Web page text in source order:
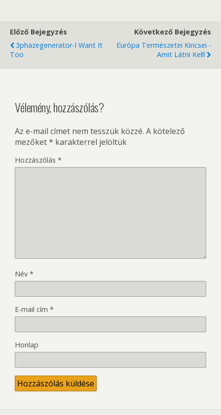
Előző Bejegyzés
3phazegenerator-I Want It
Too
Következő Bejegyzés
Európa Természetei Kincsei -
Amit Látni Kell!
Vélemény, hozzászólás?
Az e-mail címet nem tesszük közzé. A kötelező
mezőket* karakterrel jelöltük
Hozzászólás *
Név *
E-mail cím *
Honlap